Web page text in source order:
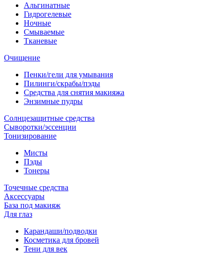
Альгинатные
Гидрогелевые
Ночные
Смываемые
Тканевые
Очищение
Пенки/гели для умывания
Пилинги/скрабы/пэды
Средства для снятия макияжа
Энзимные пудры
Солнцезащитные средства
Сыворотки/эссенции
Тонизирование
Мисты
Пэды
Тонеры
Точечные средства
Аксессуары
База под макияж
Для глаз
Карандаши/подводки
Косметика для бровей
Тени для век